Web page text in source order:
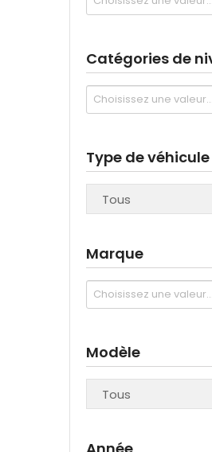
Catégories de
Type de véhicule
Marque
Modèle